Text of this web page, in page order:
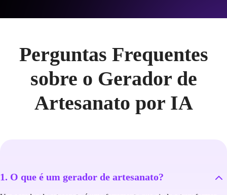
Perguntas Frequentes
sobre o Gerador de
Artesanato por IA
1. O que é um gerador de artesanato?